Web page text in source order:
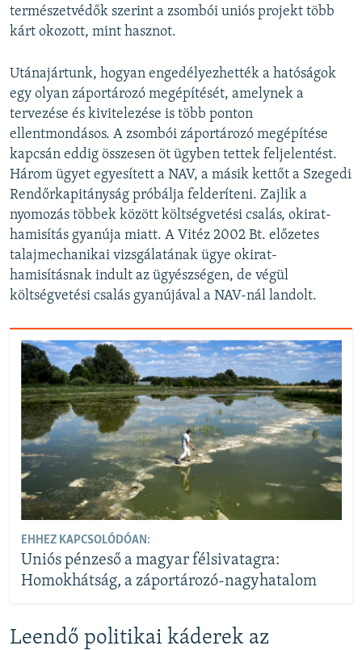
természetvédők szerint a zsombói uniós projekt több
kárt okozott, mint hasznot.
Utánajártunk, hogyan engedélyezhették a hatóságok
egy olyan záportározó megépítését, amelynek a
tervezése és kivitelezése is több ponton
ellentmondásos. A zsombói záportározó megépítése
kapcsán eddig összesen öt ügyben tettek feljelentést.
Három ügyet egyesített a NAV, a másik kettőt a Szegedi
Rendőrkapitányság próbálja felderíteni. Zajlik a
nyomozás többek között költségvetési csalás, okirat-
hamisítás gyanúja miatt. A Vitéz 2002 Bt. előzetes
talajmechanikai vizsgálatának ügye okirat-
hamisításnak indult az ügyészségen, de végül
költségvetési csalás gyanújával a NAV-nál landolt.
EHHEZ KAPCSOLÓDÓAN:
Uniós pénzeső a magyar félsivatagra:
Homokhátság, a záportározó-nagyhatalom
Leendő politikai káderek az